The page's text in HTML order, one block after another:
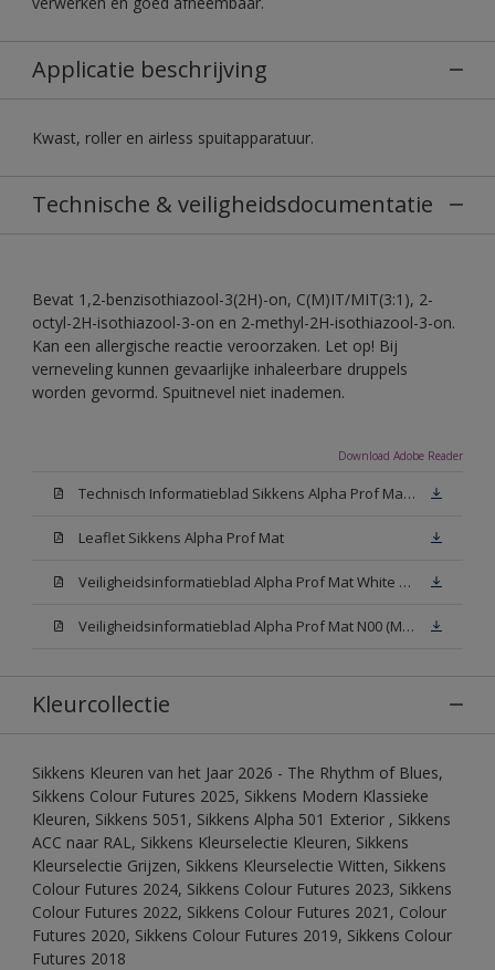
Applicatie beschrijving
Kwast, roller en airless spuitapparatuur.
Technische & veiligheidsdocumentatie
Bevat 1,2-benzisothiazool-3(2H)-on, C(M)IT/MIT(3:1), 2-
octyl-2H-isothiazool-3-on en 2-methyl-2H-isothiazool-3-on.
Kan een allergische reactie veroorzaken. Let op! Bij
verneveling kunnen gevaarlijke inhaleerbare druppels
worden gevormd. Spuitnevel niet inademen.
Download Adobe Reader
Technisch Informatieblad Sikkens Alpha Prof Mat(PDF)
Leaflet Sikkens Alpha Prof Mat
Veiligheidsinformatieblad Alpha Prof Mat White W05 (MSDS)
Veiligheidsinformatieblad Alpha Prof Mat N00 (MSDS)
Kleurcollectie
Sikkens Kleuren van het Jaar 2026 - The Rhythm of Blues,
Sikkens Colour Futures 2025, Sikkens Modern Klassieke
Kleuren, Sikkens 5051, Sikkens Alpha 501 Exterior , Sikkens
ACC naar RAL, Sikkens Kleurselectie Kleuren, Sikkens
Kleurselectie Grijzen, Sikkens Kleurselectie Witten, Sikkens
Colour Futures 2024, Sikkens Colour Futures 2023, Sikkens
Colour Futures 2022, Sikkens Colour Futures 2021, Colour
Futures 2020, Sikkens Colour Futures 2019, Sikkens Colour
Futures 2018